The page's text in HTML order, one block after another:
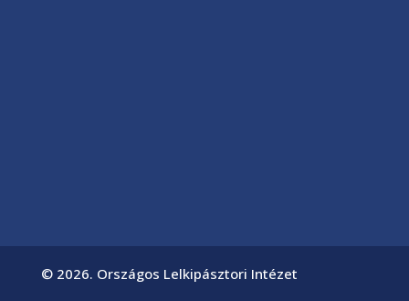
© 2026. Országos Lelkipásztori Intézet